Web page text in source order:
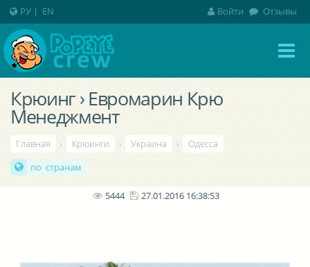
Крюинг › Евромарин Крю
Менеджмент
Главная › Крюинги › Украина ›
Одесса
по странам
5444 27.01.2016 16:38:53
РУ | EN Войти Отзывы